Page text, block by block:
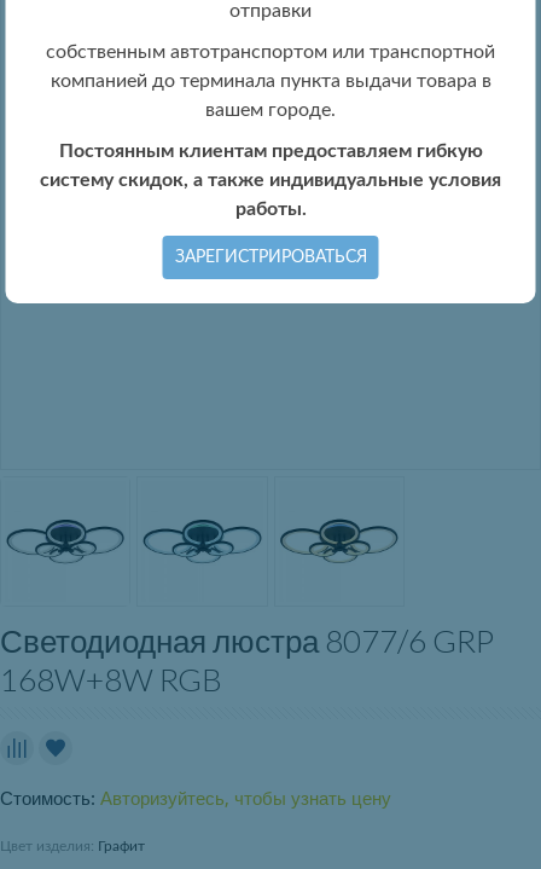
Светодиодная люстра 8077/6 GRP
168W+8W RGB
Стоимость: Авторизуйтесь, чтобы узнать цену
Цвет изделия: Графит
отправки
собственным автотранспортом или транспортной
компанией до терминала пункта выдачи товара в
вашем городе.
Постоянным клиентам предоставляем гибкую
систему скидок, а также индивидуальные условия
работы.
ЗАРЕГИСТРИРОВАТЬСЯ